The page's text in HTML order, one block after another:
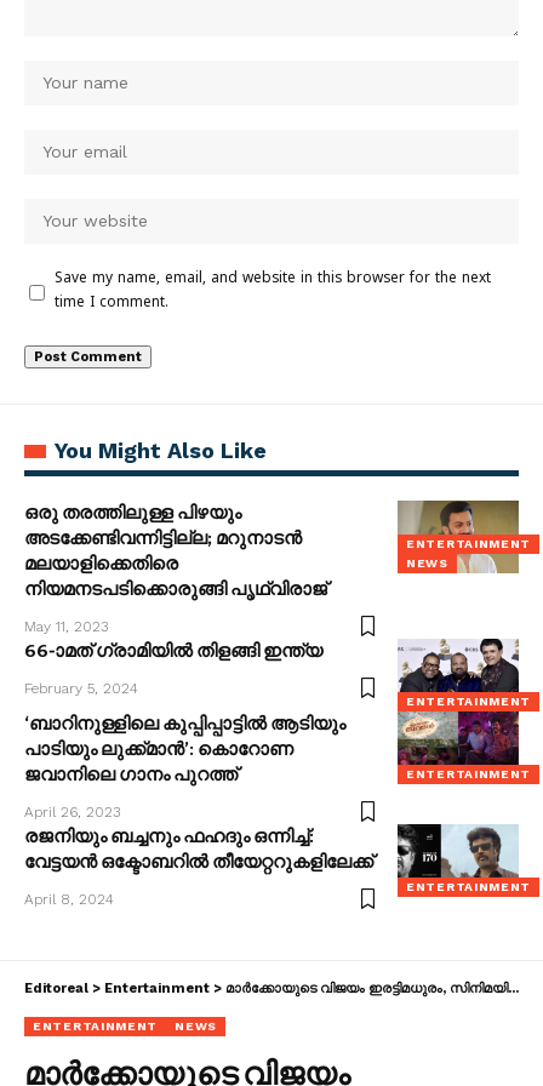
Save my name, email, and website in this browser for the next
time I comment.
You Might Also Like
ENTERTAINMENT
NEWS
ഒരു തരത്തിലുള്ള പിഴയും
അടക്കേണ്ടിവന്നിട്ടില്ല; മറുനാടന്‍
മലയാളിക്കെതിരെ
നിയമനടപടിക്കൊരുങ്ങി പൃഥ്വിരാജ്
May 11, 2023
ENTERTAINMENT
66-ാമത് ഗ്രാമിയില്‍ തിളങ്ങി ഇന്ത്യ
February 5, 2024
ENTERTAINMENT
‘ബാറിനുള്ളിലെ കുപ്പിപ്പാട്ടിൽ ആടിയും
പാടിയും ലുക്ക്മാൻ’: കൊറോണ
ജവാനിലെ ഗാനം പുറത്ത്
April 26, 2023
ENTERTAINMENT
രജനിയും ബച്ചനും ഫഹദും ഒന്നിച്ച്:
വേട്ടയൻ ഒക്ടോബറിൽ തീയേറ്ററുകളിലേക്ക്
April 8, 2024
Editoreal > Entertainment > മാർക്കോയുടെ വിജയം ഇരട്ടിമധുരം, സിനിമയിൽ നിർണായക റോളിലെത്തിയത് സ്വന്തം മക്കൾ; സന്തോഷം പങ്കുവെച്ച് നിർമാതാവ്
ENTERTAINMENT NEWS
മാർക്കോയുടെ വിജയം